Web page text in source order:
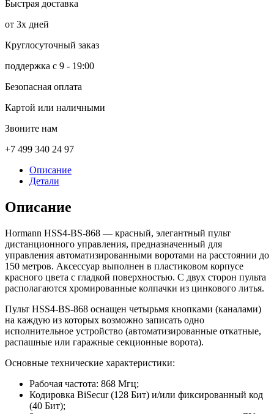
Быстрая доставка
от 3х дней
Круглосуточный заказ
поддержка с 9 - 19:00
Безопасная оплата
Картой или наличными
Звоните нам
+7 499 340 24 97
Описание
Детали
Описание
Hormann HSS4-BS-868 — красный, элегантный пульт
дистанционного управления, предназначенный для
управления автоматизированными воротами на расстоянии до
150 метров. Аксессуар выполнен в пластиковом корпусе
красного цвета с гладкой поверхностью. С двух сторон пульта
располагаются хромированные колпачки из цинкового литья.
Пульт HSS4-BS-868 оснащен четырьмя кнопками (каналами)
на каждую из которых возможно записать одно
исполнительное устройство (автоматизированные откатные,
распашные или гаражные секционные ворота).
Основные технические характеристики:
Рабочая частота: 868 Мгц;
Кодировка BiSecur (128 Бит) и/или фиксированный код
(40 Бит);